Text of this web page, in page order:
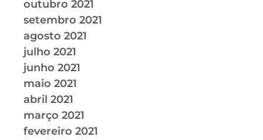
outubro 2021
setembro 2021
agosto 2021
julho 2021
junho 2021
maio 2021
abril 2021
março 2021
fevereiro 2021